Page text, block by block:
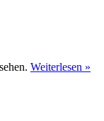
Weiterlesen »